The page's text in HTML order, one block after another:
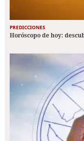
PREDICCIONES
Horóscopo de hoy: